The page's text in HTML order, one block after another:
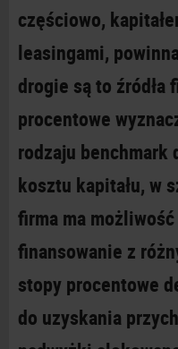
częściowo,
leasingami,
drogie są to źródła
procentowe
rodzaju benchmark
kosztu kapitału, w
firma ma
finansowanie z
stopy procentowe
do uzyskania